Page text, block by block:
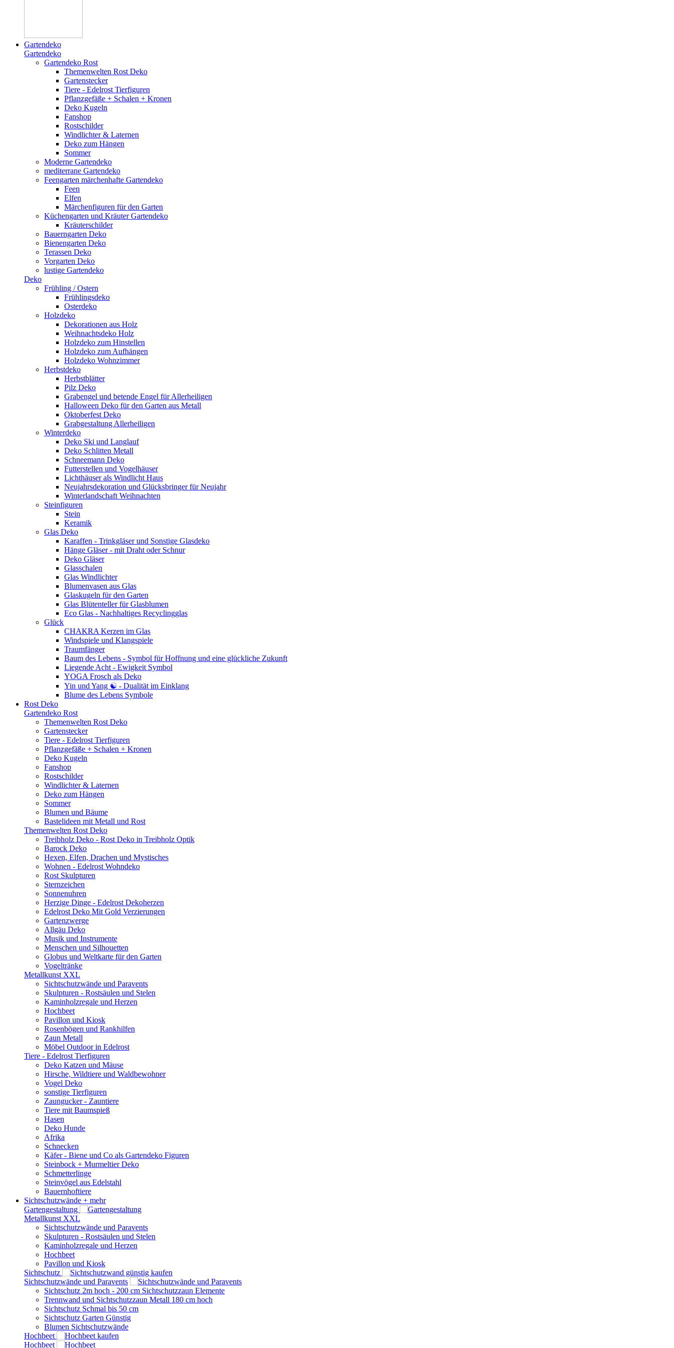
Gartendeko
Gartendeko
Gartendeko Rost
Themenwelten Rost Deko
Gartenstecker
Tiere - Edelrost Tierfiguren
Pflanzgefäße + Schalen + Kronen
Deko Kugeln
Fanshop
Rostschilder
Windlichter & Laternen
Deko zum Hängen
Sommer
Moderne Gartendeko
mediterrane Gartendeko
Feengarten märchenhafte Gartendeko
Feen
Elfen
Märchenfiguren für den Garten
Küchengarten und Kräuter Gartendeko
Kräuterschilder
Bauerngarten Deko
Bienengarten Deko
Terassen Deko
Vorgarten Deko
lustige Gartendeko
Deko
Frühling / Ostern
Frühlingsdeko
Osterdeko
Holzdeko
Dekorationen aus Holz
Weihnachtsdeko Holz
Holzdeko zum Hinstellen
Holzdeko zum Aufhängen
Holzdeko Wohnzimmer
Herbstdeko
Herbstblätter
Pilz Deko
Grabengel und betende Engel für Allerheiligen
Halloween Deko für den Garten aus Metall
Oktoberfest Deko
Grabgestaltung Allerheiligen
Winterdeko
Deko Ski und Langlauf
Deko Schlitten Metall
Schneemann Deko
Futterstellen und Vogelhäuser
Lichthäuser als Windlicht Haus
Neujahrsdekoration und Glücksbringer für Neujahr
Winterlandschaft Weihnachten
Steinfiguren
Stein
Keramik
Glas Deko
Karaffen - Trinkgläser und Sonstige Glasdeko
Hänge Gläser - mit Draht oder Schnur
Deko Gläser
Glasschalen
Glas Windlichter
Blumenvasen aus Glas
Glaskugeln für den Garten
Glas Blütenteller für Glasblumen
Eco Glas - Nachhaltiges Recyclingglas
Glück
CHAKRA Kerzen im Glas
Windspiele und Klangspiele
Traumfänger
Baum des Lebens - Symbol für Hoffnung und eine glückliche Zukunft
Liegende Acht - Ewigkeit Symbol
YOGA Frosch als Deko
Yin und Yang ☯ - Dualität im Einklang
Blume des Lebens Symbole
Rost Deko
Gartendeko Rost
Themenwelten Rost Deko
Gartenstecker
Tiere - Edelrost Tierfiguren
Pflanzgefäße + Schalen + Kronen
Deko Kugeln
Fanshop
Rostschilder
Windlichter & Laternen
Deko zum Hängen
Sommer
Blumen und Bäume
Bastelideen mit Metall und Rost
Themenwelten Rost Deko
Treibholz Deko - Rost Deko in Treibholz Optik
Barock Deko
Hexen, Elfen, Drachen und Mystisches
Wohnen - Edelrost Wohndeko
Rost Skulpturen
Sternzeichen
Sonnenuhren
Herzige Dinge - Edelrost Dekoherzen
Edelrost Deko Mit Gold Verzierungen
Gartenzwerge
Allgäu Deko
Musik und Instrumente
Menschen und Silhouetten
Globus und Weltkarte für den Garten
Vogeltränke
Metallkunst XXL
Sichtschutzwände und Paravents
Skulpturen - Rostsäulen und Stelen
Kaminholzregale und Herzen
Hochbeet
Pavillon und Kiosk
Rosenbögen und Rankhilfen
Zaun Metall
Möbel Outdoor in Edelrost
Tiere - Edelrost Tierfiguren
Deko Katzen und Mäuse
Hirsche, Wildtiere und Waldbewohner
Vogel Deko
sonstige Tierfiguren
Zaungucker - Zauntiere
Tiere mit Baumspieß
Hasen
Deko Hunde
Afrika
Schnecken
Käfer - Biene und Co als Gartendeko Figuren
Steinbock + Murmeltier Deko
Schmetterlinge
Steinvögel aus Edelstahl
Bauernhoftiere
Sichtschutzwände + mehr
Gartengestaltung
Metallkunst XXL
Sichtschutzwände und Paravents
Skulpturen - Rostsäulen und Stelen
Kaminholzregale und Herzen
Hochbeet
Pavillon und Kiosk
Sichtschutz
Sichtschutzwände und Paravents
Sichtschutz 2m hoch - 200 cm Sichtschutzzaun Elemente
Trennwand und Sichtschutzzaun Metall 180 cm hoch
Sichtschutz Schmal bis 50 cm
Sichtschutz Garten Günstig
Blumen Sichtschutzwände
Hochbeet
Hochbeet